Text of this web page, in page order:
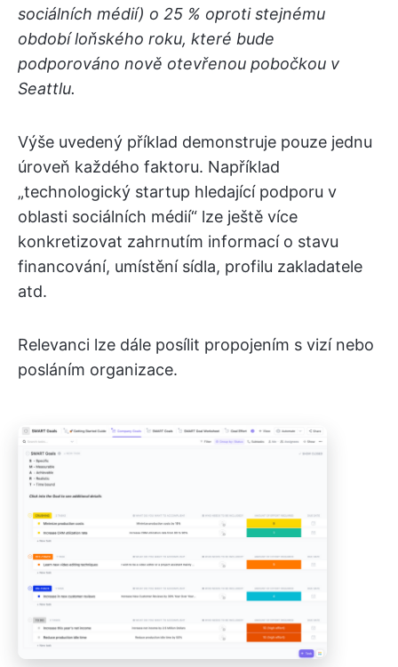
sociálních médií) o 25 % oproti stejnému
období loňského roku, které bude
podporováno nově otevřenou pobočkou v
Seattlu.
Výše uvedený příklad demonstruje pouze jednu
úroveň každého faktoru. Například
„technologický startup hledající podporu v
oblasti sociálních médií“ lze ještě více
konkretizovat zahrnutím informací o stavu
financování, umístění sídla, profilu zakladatele
atd.
Relevanci lze dále posílit propojením s vizí nebo
posláním organizace.